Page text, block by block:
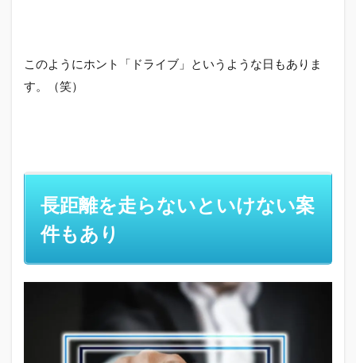
このようにホント「ドライブ」というような日もありま
す。（笑）
長距離を走らないといけない案
件もあり